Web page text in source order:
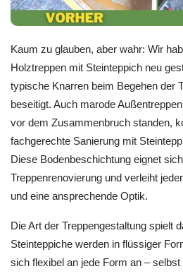
Kaum zu glauben, aber wahr: Wir
Holztreppen mit Steinteppich neu
typische Knarren beim Begehen der
beseitigt. Auch marode
vor dem Zusammenbruch standen,
fachgerechte Sanierung mit
Diese Bodenbeschichtung eignet
Treppenrenovierung und verleiht
und eine ansprechende Optik.
Die Art der Treppengestaltung spielt
Steinteppiche werden in flüssiger
sich flexibel an jede Form an –